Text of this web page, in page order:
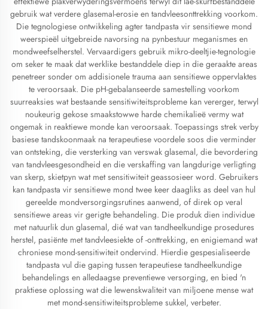
gebruik wat verdere glasemal-erosie en tandvleesonttrekking voorkom.
Die tegnologiese ontwikkeling agter tandpasta vir sensitiewe mond
weerspieël uitgebreide navorsing na pynbestuur meganismes en
mondweefselherstel. Vervaardigers gebruik mikro-deeltjie-tegnologie
om seker te maak dat werklike bestanddele diep in die geraakte areas
penetreer sonder om addisionele trauma aan sensitiewe oppervlaktes
te veroorsaak. Die pH-gebalanseerde samestelling voorkom
suurreaksies wat bestaande sensitiwiteitsprobleme kan vererger, terwyl
noukeurig gekose smaakstowwe harde chemikalieë vermy wat
ongemak in reaktiewe monde kan veroorsaak. Toepassings strek verby
basiese tandskoonmaak na terapeutiese voordele soos die verminder
van ontsteking, die versterking van verswak glasemal, die bevordering
van tandvleesgesondheid en die verskaffing van langdurige verligting
van skerp, skietpyn wat met sensitiwiteit geassosieer word. Gebruikers
kan tandpasta vir sensitiewe mond twee keer daagliks as deel van hul
gereelde mondversorgingsrutines aanwend, of direk op veral
sensitiewe areas vir gerigte behandeling. Die produk dien individue
met natuurlik dun glasemal, dié wat van tandheelkundige prosedures
herstel, pasiënte met tandvleesiekte of -onttrekking, en enigiemand wat
chroniese mond-sensitiwiteit ondervind. Hierdie gespesialiseerde
tandpasta vul die gaping tussen terapeutiese tandheelkundige
behandelings en alledaagse preventiewe versorging, en bied 'n
praktiese oplossing wat die lewenskwaliteit van miljoene mense wat
met mond-sensitiwiteitsprobleme sukkel, verbeter.